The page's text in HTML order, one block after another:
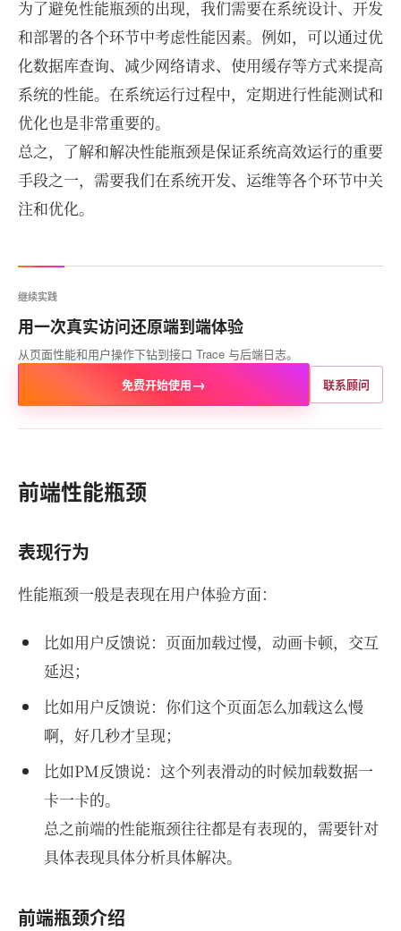
为了避免性能瓶颈的出现，我们需要在系统设计、开发
和部署的各个环节中考虑性能因素。例如，可以通过优
化数据库查询、减少网络请求、使用缓存等方式来提高
系统的性能。在系统运行过程中，定期进行性能测试和
优化也是非常重要的。
总之，了解和解决性能瓶颈是保证系统高效运行的重要
手段之一，需要我们在系统开发、运维等各个环节中关
注和优化。
继续实践
用一次真实访问还原端到端体验
从页面性能和用户操作下钻到接口 Trace 与后端日志。
免费开始使用→ 联系顾问
前端性能瓶颈
表现行为
性能瓶颈一般是表现在用户体验方面：
比如用户反馈说：页面加载过慢，动画卡顿，交互
延迟；
比如用户反馈说：你们这个页面怎么加载这么慢
啊，好几秒才呈现；
比如PM反馈说：这个列表滑动的时候加载数据一
卡一卡的。
总之前端的性能瓶颈往往都是有表现的，需要针对
具体表现具体分析具体解决。
前端瓶颈介绍